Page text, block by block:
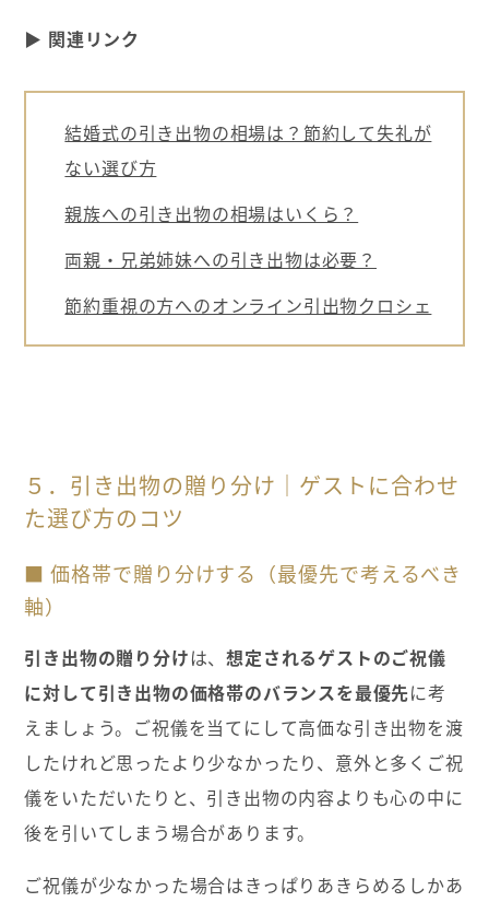
▶ 関連リンク
結婚式の引き出物の相場は？節約して失礼が
ない選び方
親族への引き出物の相場はいくら？
両親・兄弟姉妹への引き出物は必要？
節約重視の方へのオンライン引出物クロシェ
５．引き出物の贈り分け｜ゲストに合わせ
た選び方のコツ
■ 価格帯で贈り分けする（最優先で考えるべき
軸）
引き出物の贈り分けは、想定されるゲストのご祝儀
に対して引き出物の価格帯のバランスを最優先に考
えましょう。ご祝儀を当てにして高価な引き出物を渡
したけれど思ったより少なかったり、意外と多くご祝
儀をいただいたりと、引き出物の内容よりも心の中に
後を引いてしまう場合があります。
ご祝儀が少なかった場合はきっぱりあきらめるしかあ